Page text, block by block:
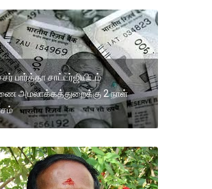
பார்த்தா சாட்டர்ஜியிடம்
அமலாக்கத்துறைக்கு 2 நாள்